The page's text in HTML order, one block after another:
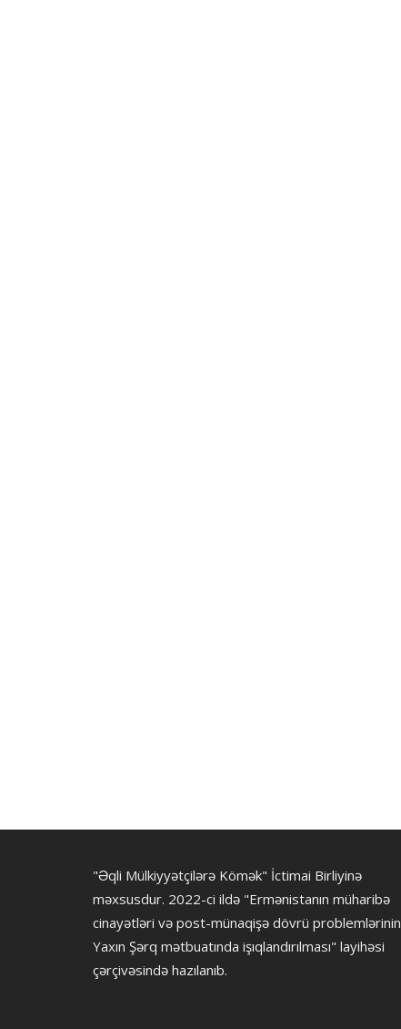
"Əqli Mülkiyyətçilərə Kömək" İctimai Birliyinə
məxsusdur. 2022-ci ildə "Ermənistanın müharibə
cinayətləri və post-münaqişə dövrü problemlərinin
Yaxın Şərq mətbuatında işıqlandırılması" layihəsi
çərçivəsində hazılanıb.